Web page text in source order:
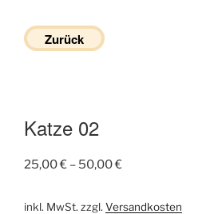
Zurück
Katze 02
25,00€ – 50,00€
inkl. MwSt. zzgl. Versandkosten